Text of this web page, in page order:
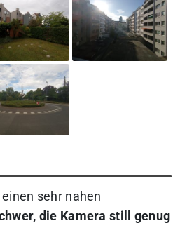
sehr nahen
die Kamera still genug